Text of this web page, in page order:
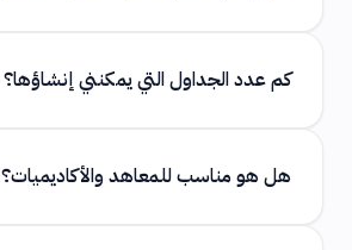
كم عدد الجداول التي يمكنني إنشاؤها؟
هل هو مناسب للمعاهد والأكاديميات؟